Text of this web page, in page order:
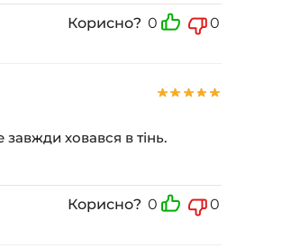
Корисно? 0 0
ховався в тінь.
Корисно? 0 0